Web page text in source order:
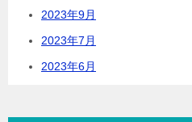
2023年9月
2023年7月
2023年6月